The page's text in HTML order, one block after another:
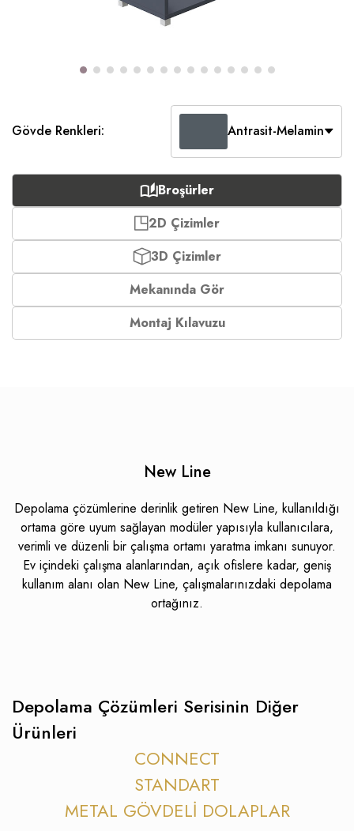
Gövde Renkleri: Antrasit-Melamin
Broşürler
2D Çizimler
3D Çizimler
Mekanında Gör
Montaj Kılavuzu
New Line
Depolama çözümlerine derinlik getiren New Line, kullanıldığı
ortama göre uyum sağlayan modüler yapısıyla kullanıcılara,
verimli ve düzenli bir çalışma ortamı yaratma imkanı sunuyor.
Ev içindeki çalışma alanlarından, açık ofislere kadar, geniş
kullanım alanı olan New Line, çalışmalarınızdaki depolama
ortağınız.
Depolama Çözümleri Serisinin Diğer
Ürünleri
CONNECT
STANDART
METAL GÖVDELİ DOLAPLAR